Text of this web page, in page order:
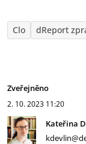
Clo dReport
Zveřejněno
2. 10. 2023 11:20
Kateřina